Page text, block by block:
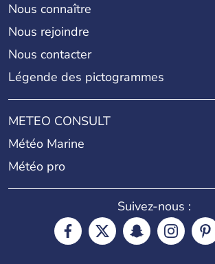
Nous connaître
Nous rejoindre
Nous contacter
Légende des pictogrammes
METEO CONSULT
Météo Marine
Météo pro
Suivez-nous :